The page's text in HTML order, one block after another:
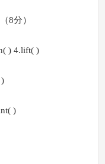
8分）
) 4.lift( )
)